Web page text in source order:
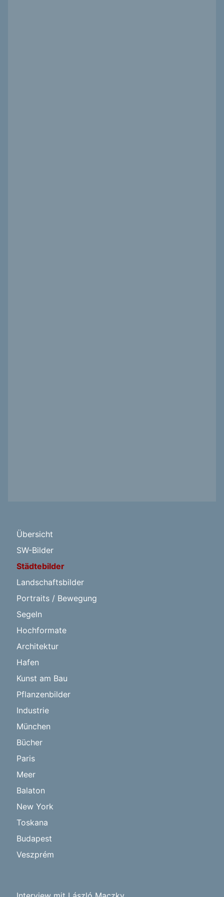
Übersicht
SW-Bilder
Städtebilder
Landschaftsbilder
Portraits / Bewegung
Segeln
Hochformate
Architektur
Hafen
Kunst am Bau
Pflanzenbilder
Industrie
München
Bücher
Paris
Meer
Balaton
New York
Toskana
Budapest
Veszprém